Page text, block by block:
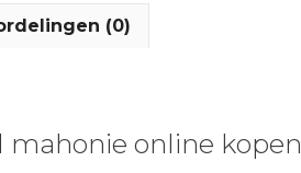
(0)
mahonie online kopen